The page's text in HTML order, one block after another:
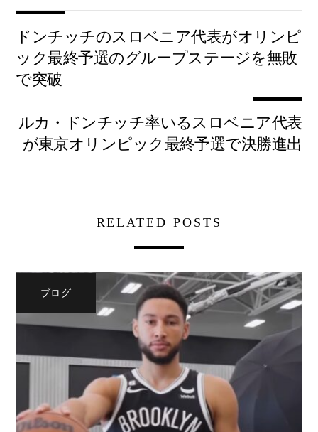
ドンチッチのスロベニア代表がオリンピ
ック最終予選のグループステージを無敗
で突破
ルカ・ドンチッチ率いるスロベニア代表
が東京オリンピック最終予選で決勝進出
RELATED POSTS
ブログ